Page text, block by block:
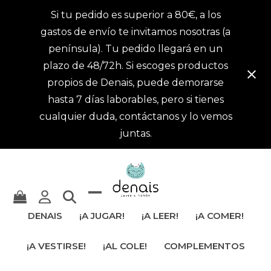
Si tu pedido es superior a 80€, a los
gastos de envío te invitamos nosotras (a
península). Tu pedido llegará en un
plazo de 48/72h. Si escoges productos
propios de Denais, puede demorarse
hasta 7 días laborables, pero si tienes
cualquier duda, contáctanos y lo vemos
juntas.
ocultar
móvil
DENAIS ¡A JUGAR! ¡A LEER! ¡A COMER!
¡A VESTIRSE! ¡AL COLE! COMPLEMENTOS